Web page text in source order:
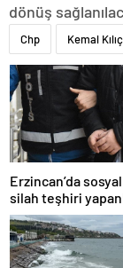
dönüş
Chp Kemal
Erzincan’da
silah teşhiri
yakalandı